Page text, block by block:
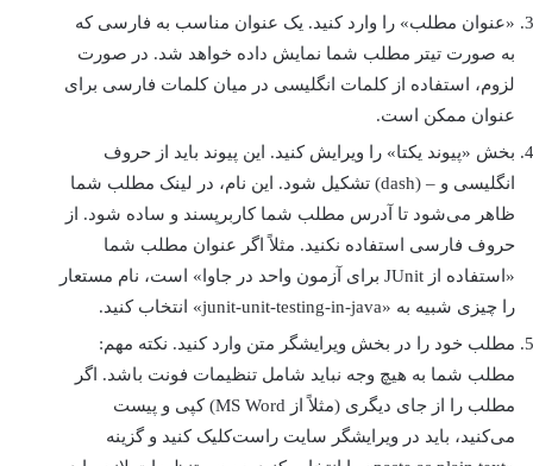
«عنوان مطلب» را وارد کنيد. يک عنوان مناسب به فارسی که
به صورت تيتر مطلب شما نمايش داده خواهد شد. در صورت
لزوم، استفاده از کلمات انگليسی در ميان کلمات فارسی برای
عنوان ممکن است.
بخش «پیوند یکتا» را ویرایش کنيد. این پیوند بايد از حروف
انگليسی و – (dash) تشکيل شود. اين نام، در لينک مطلب شما
ظاهر می‌شود تا آدرس مطلب شما کاربرپسند و ساده شود. از
حروف فارسی استفاده نکنيد. مثلاً اگر عنوان مطلب شما
«استفاده از JUnit برای آزمون واحد در جاوا» است، نام مستعار
را چيزی شبيه به «junit-unit-testing-in-java» انتخاب کنيد.
مطلب خود را در بخش ويرايشگر متن وارد کنيد. نکته مهم:
مطلب شما به هيچ وجه نبايد شامل تنظيمات فونت باشد. اگر
مطلب را از جای ديگری (مثلاً از MS Word) کپی و پيست
می‌کنيد، بايد در ويرايشگر سايت راست‌کليک کنيد و گزينه